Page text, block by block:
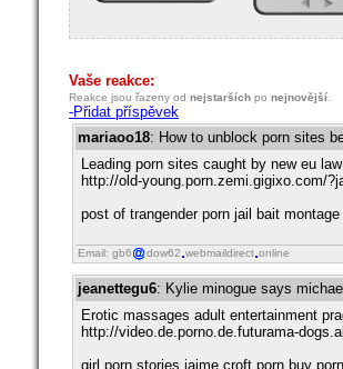
Vaše reakce:
Reakce jsou řazeny od nejstarších po nejnovější.
-Přidat příspěvek
mariaoo18: How to unblock porn sites
Leading porn sites caught by new eu
http://old-young.porn.zemi.gigixo.com/
post of trangender porn jail bait
Email: gb6 dow62 webmaildirect online
jeanettegu6: Kylie minogue says
Erotic massages adult entertainment
http://video.de.porno.de.futurama-
girl porn stories jaime croft porn buy